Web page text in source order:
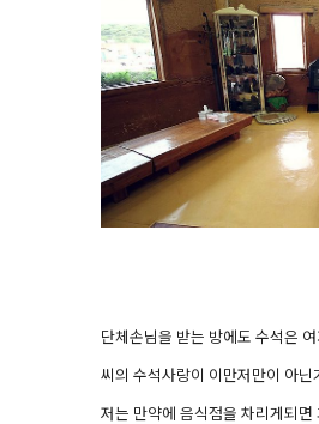
단체손님을 받는 방에도 수석은
씨의 수석사랑이 이만저만이 아닌
저는 만약에 음식점을 차리게되